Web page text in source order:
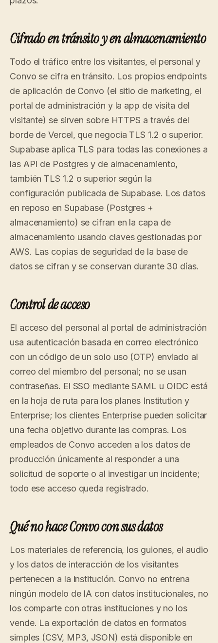
Cifrado en tránsito y en almacenamiento
Todo el tráfico entre los visitantes, el personal y
Convo se cifra en tránsito. Los propios endpoints
de aplicación de Convo (el sitio de marketing, el
portal de administración y la app de visita del
visitante) se sirven sobre HTTPS a través del
borde de Vercel, que negocia TLS 1.2 o superior.
Supabase aplica TLS para todas las conexiones a
las API de Postgres y de almacenamiento,
también TLS 1.2 o superior según la
configuración publicada de Supabase. Los datos
en reposo en Supabase (Postgres +
almacenamiento) se cifran en la capa de
almacenamiento usando claves gestionadas por
AWS. Las copias de seguridad de la base de
datos se cifran y se conservan durante 30 días.
Control de acceso
El acceso del personal al portal de administración
usa autenticación basada en correo electrónico
con un código de un solo uso (OTP) enviado al
correo del miembro del personal; no se usan
contraseñas. El SSO mediante SAML u OIDC está
en la hoja de ruta para los planes Institution y
Enterprise; los clientes Enterprise pueden solicitar
una fecha objetivo durante las compras. Los
empleados de Convo acceden a los datos de
producción únicamente al responder a una
solicitud de soporte o al investigar un incidente;
todo ese acceso queda registrado.
Qué no hace Convo con sus datos
Los materiales de referencia, los guiones, el audio
y los datos de interacción de los visitantes
pertenecen a la institución. Convo no entrena
ningún modelo de IA con datos institucionales, no
los comparte con otras instituciones y no los
vende. La exportación de datos en formatos
simples (CSV, MP3, JSON) está disponible en